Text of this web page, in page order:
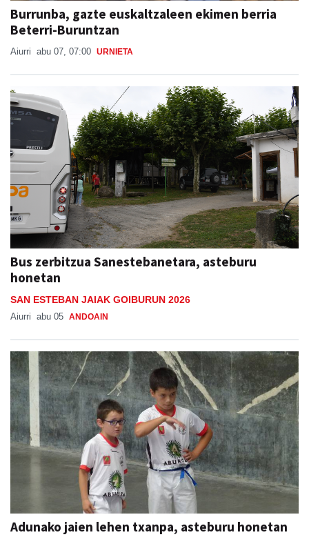
Burrunba, gazte euskaltzaleen ekimen berria
Beterri-Buruntzan
Aiurri abu 07, 07:00 URNIETA
Bus zerbitzua Sanestebanetara, asteburu
honetan
SAN ESTEBAN JAIAK GOIBURUN 2026
Aiurri abu 05 ANDOAIN
Adunako jaien lehen txanpa, asteburu honetan